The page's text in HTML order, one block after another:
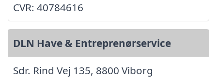
CVR: 40784616
DLN Have & Entreprenørservice
Sdr. Rind Vej 135, 8800 Viborg